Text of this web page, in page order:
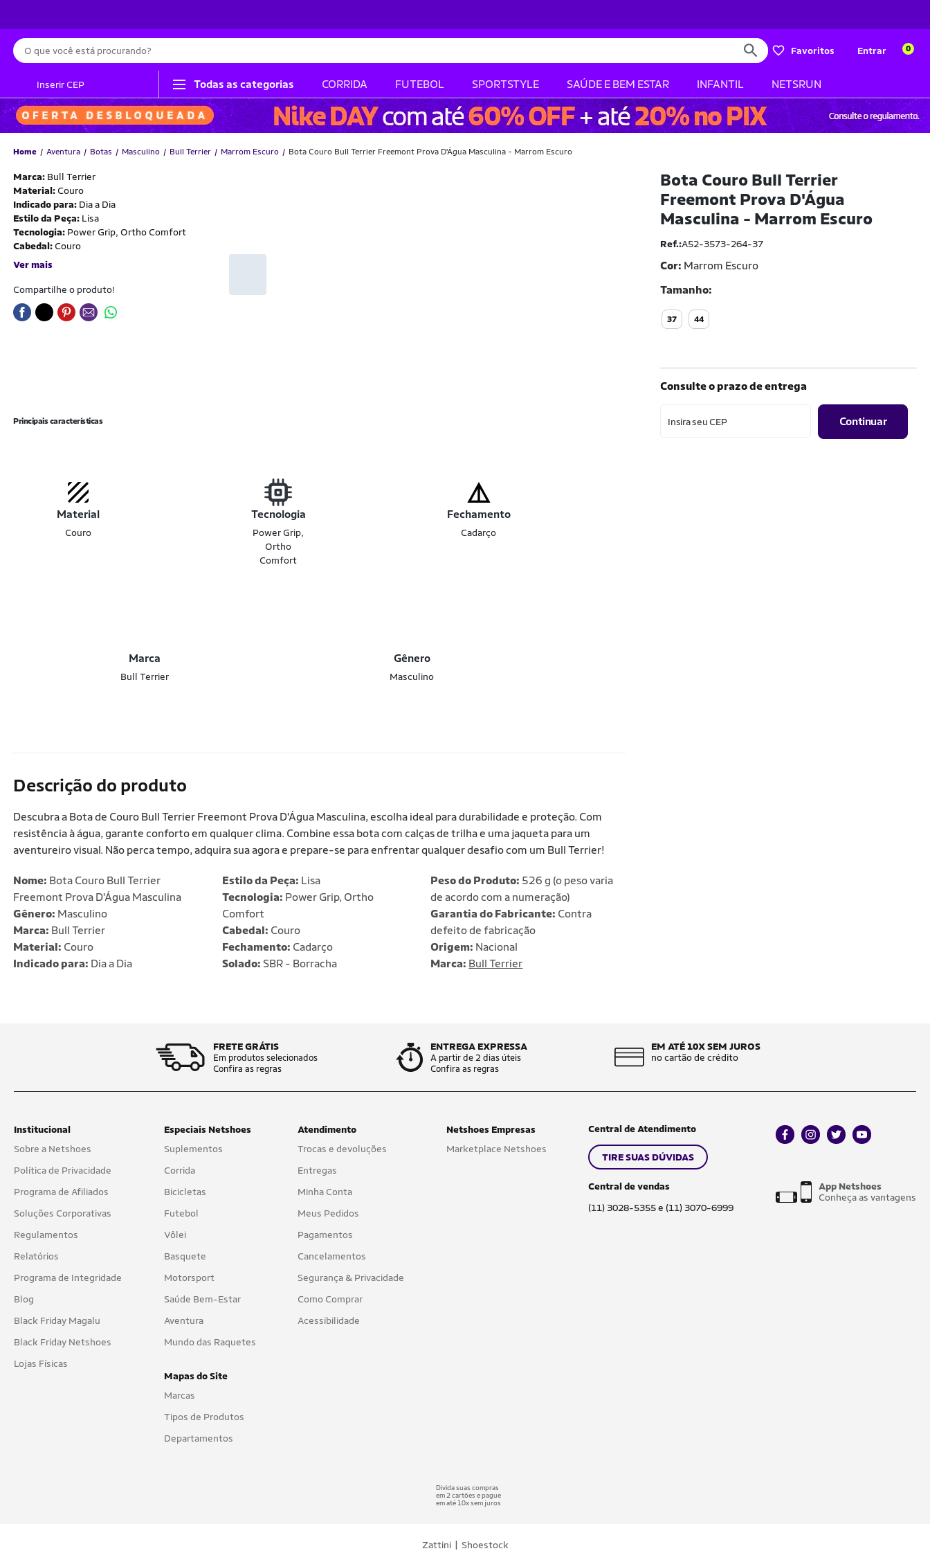
Busca
Favoritos Entrar 0
Inserir CEP Todas as categorias CORRIDA FUTEBOL SPORTSTYLE SAÚDE E BEM ESTAR INFANTIL NETSRUN
Home Aventura Botas Masculino Bull Terrier Marrom Escuro Bota Couro Bull Terrier Freemont Prova D'Água Masculina - Marrom Escuro
Marca: Bull Terrier
Material: Couro
Indicado para: Dia a Dia
Estilo da Peça: Lisa
Tecnologia: Power Grip, Ortho Comfort
Cabedal: Couro
Ver mais
Compartilhe o produto!
Bota Couro Bull Terrier
Freemont Prova D'Água
Masculina - Marrom Escuro
Ref.:A52-3573-264-37
Cor: Marrom Escuro
Tamanho
37 44
Consulte o prazo de entrega
Insira seu CEP Continuar
Principais características
Material
Couro
Tecnologia
Power Grip,
Ortho
Comfort
Fechamento
Cadarço
Marca
Bull Terrier
Gênero
Masculino
Descrição do produto
Descubra a Bota de Couro Bull Terrier Freemont Prova D'Água Masculina, escolha ideal para durabilidade e proteção. Com
resistência à água, garante conforto em qualquer clima. Combine essa bota com calças de trilha e uma jaqueta para um
aventureiro visual. Não perca tempo, adquira sua agora e prepare-se para enfrentar qualquer desafio com um Bull Terrier!
Nome: Bota Couro Bull Terrier
Freemont Prova D'Água Masculina
Gênero: Masculino
Marca: Bull Terrier
Material: Couro
Indicado para: Dia a Dia
Estilo da Peça: Lisa
Tecnologia: Power Grip, Ortho
Comfort
Cabedal: Couro
Fechamento: Cadarço
Solado: SBR - Borracha
Peso do Produto: 526 g (o peso varia
de acordo com a numeração)
Garantia do Fabricante: Contra
defeito de fabricação
Origem: Nacional
Marca: Bull Terrier
FRETE GRÁTIS
Em produtos selecionados
Confira as regras
ENTREGA EXPRESSA
A partir de 2 dias úteis
Confira as regras
EM ATÉ 10X SEM JUROS
no cartão de crédito
Institucional
Sobre a Netshoes
Política de Privacidade
Programa de Afiliados
Soluções Corporativas
Regulamentos
Relatórios
Programa de Integridade
Blog
Black Friday Magalu
Black Friday Netshoes
Lojas Físicas
Especiais Netshoes
Suplementos
Corrida
Bicicletas
Futebol
Vôlei
Basquete
Motorsport
Saúde Bem-Estar
Aventura
Mundo das Raquetes
Mapas do Site
Marcas
Tipos de Produtos
Departamentos
Atendimento
Trocas e devoluções
Entregas
Minha Conta
Meus Pedidos
Pagamentos
Cancelamentos
Segurança & Privacidade
Como Comprar
Acessibilidade
Netshoes Empresas
Marketplace Netshoes
Central de Atendimento
TIRE SUAS DÚVIDAS
Central de vendas
(11) 3028-5355 e (11) 3070-6999
facebookinstagram
twitteryoutube
App Netshoes
Conheça as vantagens
Divida suas compras
em 2 cartões e pague
em até 10x sem juros
Zattini | Shoestock